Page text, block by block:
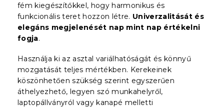
fém kiegészítőkkel, hogy harmonikus és
funkcionális teret hozzon létre. Univerzalitását és
elegáns megjelenését nap mint nap értékelni
fogja.
Használja ki az asztal variálhatóságát és könnyű
mozgatását teljes mértékben. Kerekeinek
köszönhetően szükség szerint egyszerűen
áthelyezhető, legyen szó munkahelyről,
laptopállványról vagy kanapé melletti